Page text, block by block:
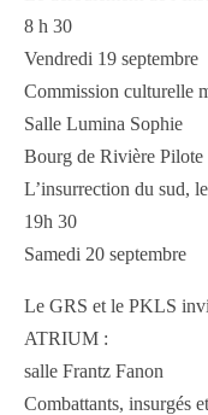
8 h 30
Vendredi 19 septembre
Commission culturelle
Salle Lumina Sophie
Bourg de Rivière Pilote
L’insurrection du sud,
19h 30
Samedi 20 septembre
Le GRS et le PKLS
ATRIUM :
salle Frantz Fanon
Combattants, insurgés